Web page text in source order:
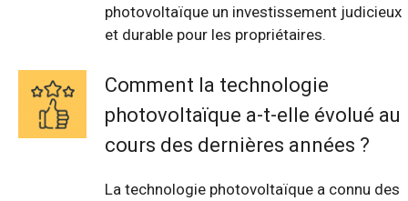
photovoltaïque un investissement judicieux
et durable pour les propriétaires.
Comment la technologie
photovoltaïque a-t-elle évolué au
cours des dernières années ?
La technologie photovoltaïque a connu des